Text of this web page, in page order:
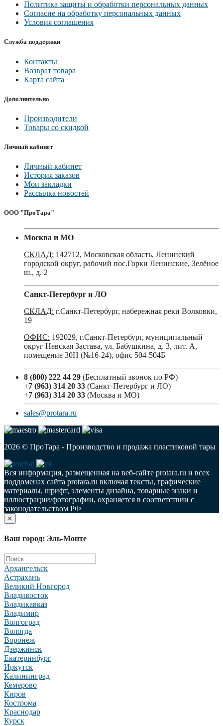
Политика защиты и обработки персональных данных
Согласие на обработку персональных данных
Условия соглашения
Служба поддержки
Контакты
Возврат товара
Карта сайта
Дополнительно
Производители
Товары со скидкой
Личный кабинет
Личный кабинет
История заказов
Мои закладки
Рассылка новостей
ООО "ПроТара"
Москва и МО
СКЛАД: 142712, Московская область, Ленинский
городской округ, рабочий пос.Горки Ленинские, Зелёное
ш., д. 2
Санкт-Петербург и ЛО
СКЛАД: г.Санкт-Петербург, набережная реки Волковки,
19
ОФИС: 192029, г.Санкт-Петербург, муниципальный
округ Невская Застава, ул. Бабушкина, д. 3, лит. А,
помещение 30Н (№16-24), офис 504-504Б
8 (800) 222 44 29 (Бесплатный звонок по РФ)
+7 (963) 314 20 33 (Санкт-Петербург и ЛО)
+7 (963) 314 20 33 (Москва и МО)
sales@protara.ru
2026 © ПроТара - Производство и продажа пластиковой тары
Вся информация, размещенная на веб-сайте protara.ru и всех
поддоменах сайта protara.ru включая тексты, графические
материалы, шрифт, элементы дизайна, товарные знаки и
иллюстрации/фотографии, охраняется в соответствии с
законодательством РФ
×
Ваш город: Эль-Монте
Архангельск
Астрахань
Великий Новгород
Владивосток
Владикавказ
Владимир
Волгоград
Вологда
Воронеж
Дзержинск
Екатеринбург
Иркутск
Калининград
Кемерово
Киров
Кострома
Краснодар
Курск